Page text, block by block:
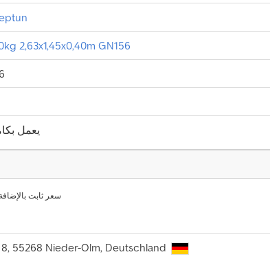
2,63x1,45x0,40m GN156
يعمل
سعر ثابت
55268 Nieder-Olm, Deutschland